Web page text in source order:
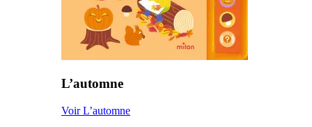
L’automne
Voir L’automne